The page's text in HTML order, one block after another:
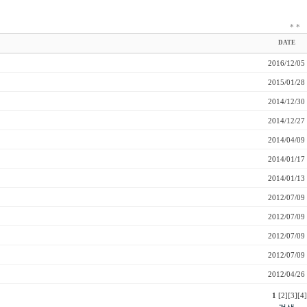
* *
DATE
2016/12/05
2015/01/28
2014/12/30
2014/12/27
2014/04/09
2014/01/17
2014/01/13
2012/07/09
2012/07/09
2012/07/09
2012/07/09
2012/04/26
1 [2] [3] [4]